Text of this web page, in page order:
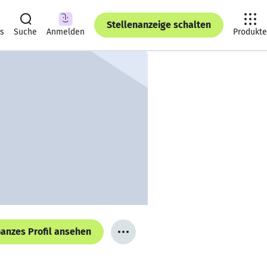
Suche Anmelden
Stellenanzeige schalten
Produkte
Profil ansehen